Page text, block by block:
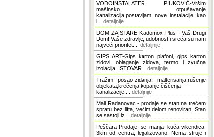
VODOINSTALATER PIUKOVIĆ-Vršim
mašinsko otpušavanje
kanalizacija,postavljam nove instalacije kao
i... detaljnije
DOM ZA STARE Kladomox Plus - Vaš Drugi
Dom! Vaše zdravlje, udobnost i sreća su nam
najveći prioritet.... detaljnije
GIPS ART-Gips karton plafoni, gips karton
zidovi, oblaganje zidova, termo i zvučna
izolacija. ISTOVAR... detaljnije
Tražim posao-zidanja, malterisanja,rušenje
objekata,krečenja,kopanje,čišćenja
kanalizacije.... detaljnije
Mali Radanovac - prodaje se stan na trećem
spratu bez lifta, većim delom renoviran. Stan
se sastoji iz... detaljnije
Peščara-Prodaje se manja kuća-vikendica,
3km od centra, legalizovano. Nema struje i